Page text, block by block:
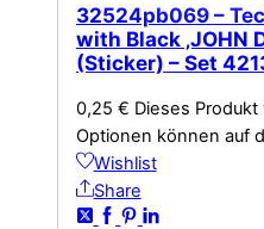
32524pb069 –
with Black ‚JOHN
(Sticker) – Set
0,25 € Dieses
Optionen können auf
Wishlist
Share